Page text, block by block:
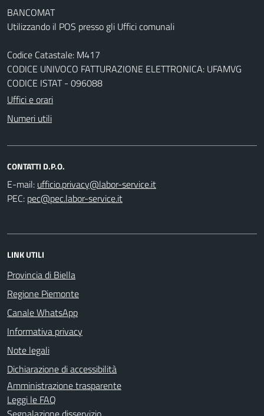
BANCOMAT
Utilizzando il POS presso gli Uffici comunali
Codice Catastale: M417
CODICE UNIVOCO FATTURAZIONE ELETTRONICA: UFAMVG
CODICE ISTAT - 096088
Uffici e orari
Numeri utili
CONTATTI D.P.O.
E-mail:
PEC:
LINK UTILI
Provincia di Biella
Regione Piemonte
Canale WhatsApp
Informativa privacy
Note legali
Dichiarazione di accessibilità
Amministrazione trasparente
Leggi le FAQ